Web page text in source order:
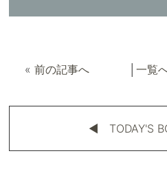
« 前の記事へ 一覧
◀︎ TODAY'S